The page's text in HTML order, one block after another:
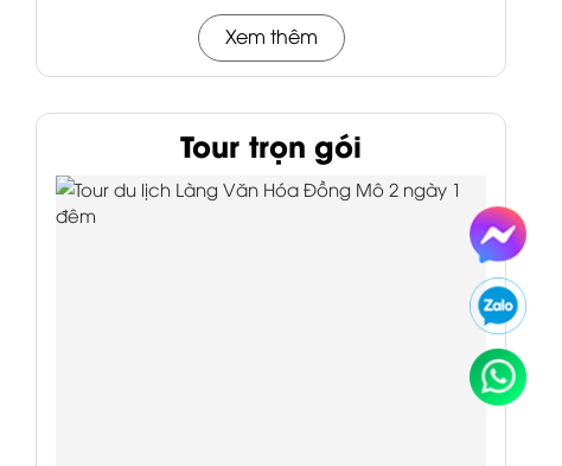
Xem thêm
Tour trọn gói